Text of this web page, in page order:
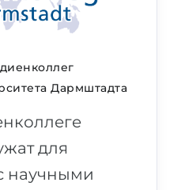
поступают
Дармштадта
для
научными